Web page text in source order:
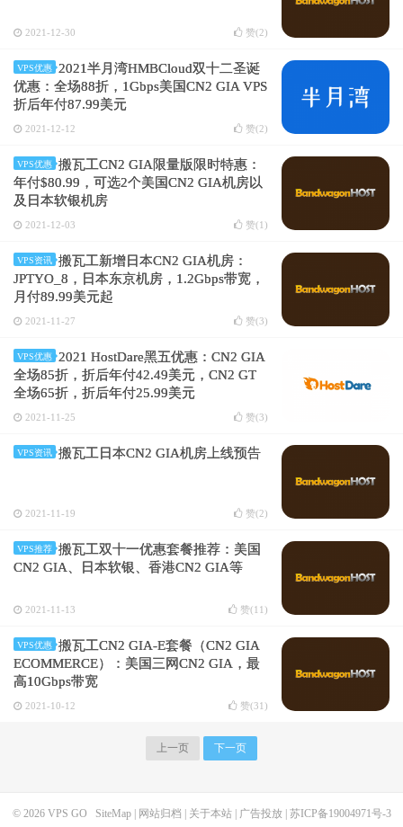
2021-12-30 赞(2)
VPS优惠
2021半月湾HMBCloud双十二圣诞
优惠：全场88折，1Gbps美国CN2 GIA VPS
折后年付87.99美元
2021-12-12 赞(2)
VPS优惠
搬瓦工CN2 GIA限量版限时特惠：
年付$80.99，可选2个美国CN2 GIA机房以
及日本软银机房
2021-12-03 赞(1 )
VPS资讯
搬瓦工新增日本CN2 GIA机房：
JPTYO_8，日本东京机房，1.2Gbps带宽，
月付89.99美元起
2021-11-27 赞(3)
VPS优惠
2021 HostDare黑五优惠：CN2 GIA
全场85折，折后年付42.49美元，CN2 GT
全场65折，折后年付25.99美元
2021-11-25 赞(3)
VPS资讯 搬瓦工日本CN2 GIA机房上线预告
2021-11-19 赞(2)
VPS推荐
搬瓦工双十一优惠套餐推荐：美国
CN2 GIA、日本软银、香港CN2 GIA等
2021-11-13 赞(11 )
VPS优惠
搬瓦工CN2 GIA-E套餐（CN2 GIA
ECOMMERCE）：美国三网CN2 GIA，最
高10Gbps带宽
2021-10-12 赞(31 )
上一页 下一页
© 2026 VPS GO SiteMap| 网站归档 关于本站| 广告投放| 苏ICP备19004971号-3